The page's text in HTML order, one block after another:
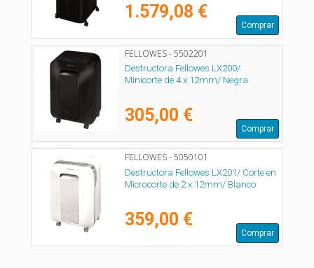
1.579,08 €
Comprar
FELLOWES - 5502201
Destructora Fellowes LX200/
Minicorte de 4 x 12mm/ Negra
305,00 €
Comprar
FELLOWES - 5050101
Destructora Fellowes LX201/ Corte en
Microcorte de 2 x 12mm/ Blanco
359,00 €
Comprar